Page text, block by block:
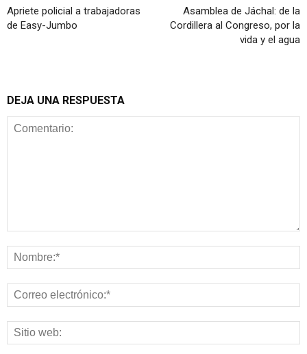
Apriete policial a trabajadoras
de Easy-Jumbo
Asamblea de Jáchal: de la
Cordillera al Congreso, por la
vida y el agua
DEJA UNA RESPUESTA